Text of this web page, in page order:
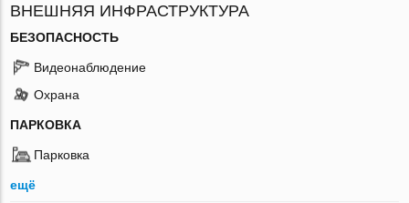
ВНЕШНЯЯ ИНФРАСТРУКТУРА
БЕЗОПАСНОСТЬ
Видеонаблюдение
Охрана
ПАРКОВКА
Парковка
ещё